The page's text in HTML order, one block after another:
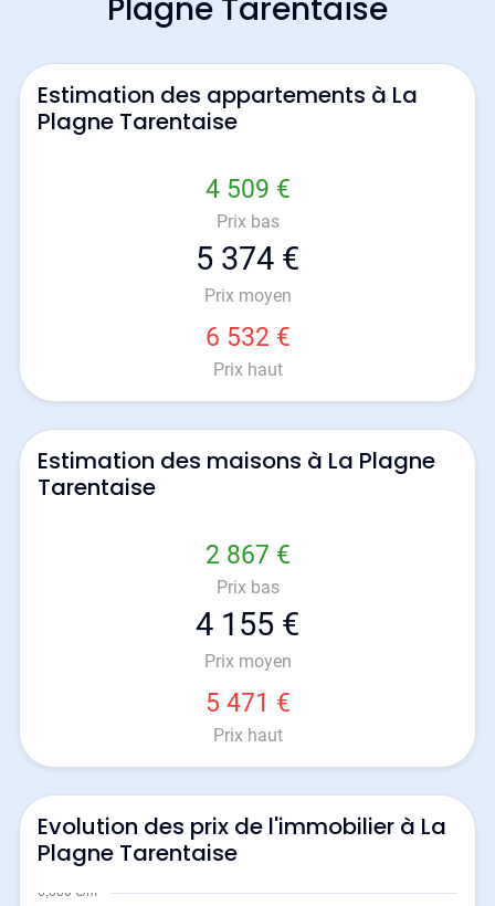
Plagne Tarentaise
Estimation des appartements à La
Plagne Tarentaise
4 509 €
Prix bas
5 374 €
Prix moyen
6 532 €
Prix haut
Estimation des maisons à La Plagne
Tarentaise
2 867 €
Prix bas
4 155 €
Prix moyen
5 471 €
Prix haut
Evolution des prix de l'immobilier à La
Plagne Tarentaise